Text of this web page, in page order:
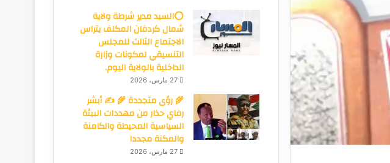
⭕السيد مدير شرطة ولاية
شمال كردفان المكلف يتراس
الاجتماع الثالث للمجلس
التنسيقي لمكونات وزارة
الداخلية بالولاية اليوم.
27 مارس، 2026
🌾 رؤى متجددة 🌾 ✍️ أبشر
رفاي حذار من مهددات البيئة
السياسية المحيطة والكامنة
والمكنة مجددا
27 مارس، 2026